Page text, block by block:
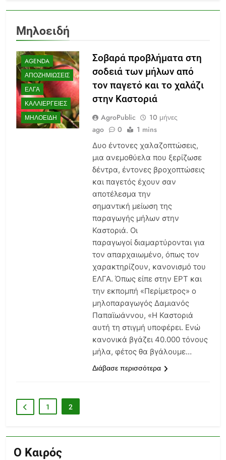
Μηλοειδή
AGENDA
ΑΠΟΖΗΜΙΏΣΕΙΣ
ΕΛΓΆ
ΚΑΛΛΙΈΡΓΕΙΕΣ
ΜΗΛΟΕΙΔΉ
Σοβαρά προβλήματα στη
σοδειά των μήλων από
τον παγετό και το χαλάζι
στην Καστοριά
AgroPublic
10 μήνες
ago
0 1 mins
Δυο έντονες χαλαζοπτώσεις,
μια ανεμοθύελα που ξερίζωσε
δέντρα, έντονες βροχοπτώσεις
και παγετός έχουν σαν
αποτέλεσμα την
σημαντική μείωση της
παραγωγής μήλων στην
Καστοριά. Οι
παραγωγοί διαμαρτύρονται για
τον απαρχαιωμένο, όπως τον
χαρακτηρίζουν, κανονισμό του
ΕΛΓΑ. Όπως είπε στην ΕΡΤ και
την εκπομπή «Περίμετρος» ο
μηλοπαραγωγός Δαμιανός
Παπαϊωάννου, «Η Καστοριά
αυτή τη στιγμή υποφέρει. Ενώ
κανονικά βγάζει 40.000 τόνους
μήλα, φέτος θα βγάλουμε…
Διάβασε περισσότερα
1 2
Ο Καιρός